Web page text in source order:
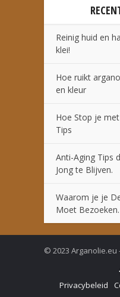
Reinig huid en
klei!
Hoe ruikt
en kleur
Hoe Stop je
Tips
Anti-Aging Tips
Jong te Blijven.
Waarom je je
Moet Bezoeken.
© 2023
Privacybeleid